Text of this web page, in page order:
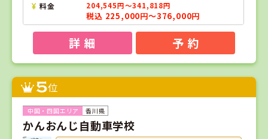
料金 204,545円～341,818円
税込 225,000円～376,000円
詳 細 予 約
5位
香川県
かんおんじ自動車学校